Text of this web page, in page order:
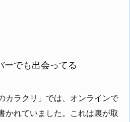
ーでも出会ってる
カラクリ」では、オンラインで
かれていました。これは裏が取